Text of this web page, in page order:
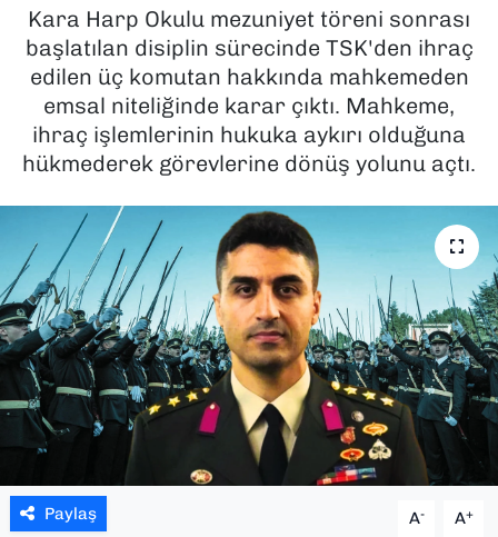
Kara Harp Okulu mezuniyet töreni sonrası
başlatılan disiplin sürecinde TSK'den ihraç
edilen üç komutan hakkında mahkemeden
emsal niteliğinde karar çıktı. Mahkeme,
ihraç işlemlerinin hukuka aykırı olduğuna
hükmederek görevlerine dönüş yolunu açtı.
Paylaş A- A+
KÜLTÜR SANAT
MAGAZİN
POLİTİKA
SPOR
TEKNOLOJİ
YAŞAM
YEREL YÖNETİMLER
Son Dakika Haberleri
Haber Arşivi